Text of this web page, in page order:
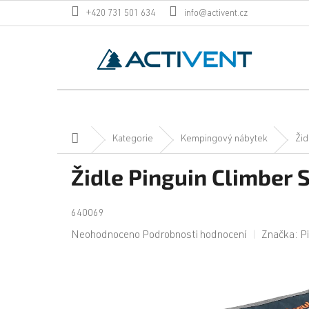
+420 731 501 634 info@activent.cz
Domů Kategorie Kempingový nábytek
Židle Pinguin Climber
640069
Průměrné
Neohodnoceno Podrobnosti hodnocení Značka: